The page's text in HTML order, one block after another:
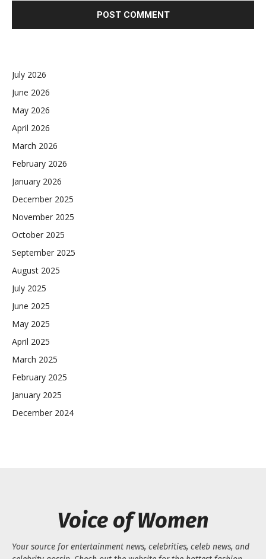
July 2026
June 2026
May 2026
April 2026
March 2026
February 2026
January 2026
December 2025
November 2025
October 2025
September 2025
August 2025
July 2025
June 2025
May 2025
April 2025
March 2025
February 2025
January 2025
December 2024
Voice of Women
Your source for entertainment news, celebrities, celeb news, and